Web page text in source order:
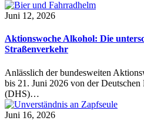
Juni 12, 2026
Aktionswoche Alkohol: Die
Straßenverkehr
Anlässlich der bundesweiten
bis 21. Juni 2026 von der
(DHS)…
Juni 16, 2026